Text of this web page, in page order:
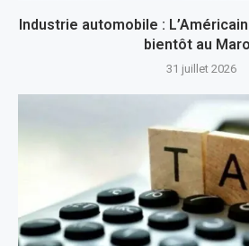
Industrie automobile :
bientôt au
31 juillet 2026